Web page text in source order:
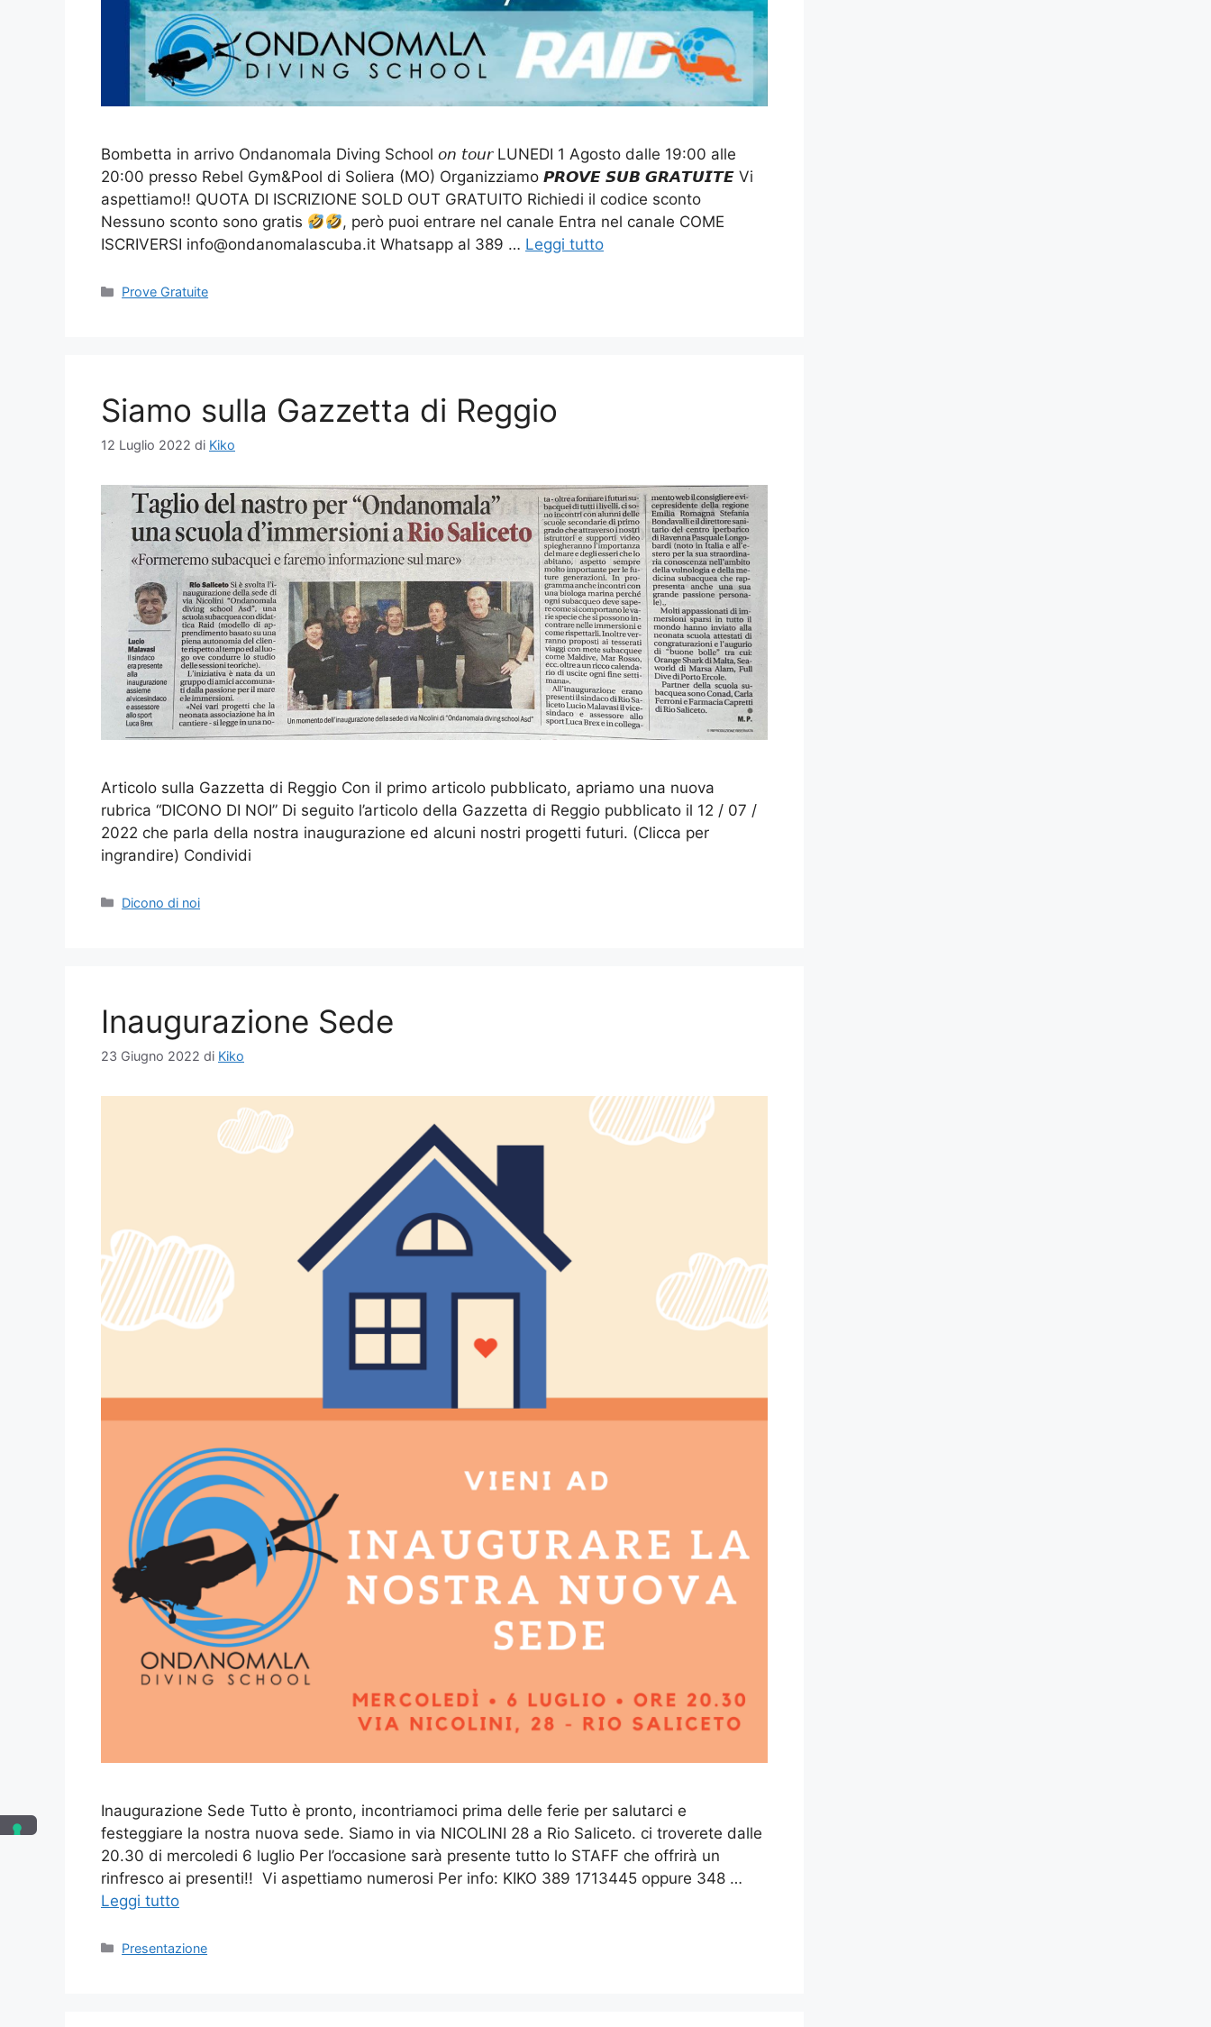
Bombetta in arrivo Ondanomala Diving School 𝘰𝘯 𝘵𝘰𝘶𝘳 LUNEDI 1 Agosto dalle 19:00 alle
20:00 presso Rebel Gym&Pool di Soliera (MO) Organizziamo 𝙋𝙍𝙊𝙑𝙀 𝙎𝙐𝘽 𝙂𝙍𝘼𝙏𝙐𝙄𝙏𝙀 Vi
aspettiamo!! QUOTA DI ISCRIZIONE SOLD OUT GRATUITO Richiedi il codice sconto
Nessuno sconto sono gratis
, però puoi entrare nel canale Entra nel canale COME
ISCRIVERSI info@ondanomalascuba.it Whatsapp al 389 … Leggi tutto
Prove Gratuite
Siamo sulla Gazzetta di Reggio
12 Luglio 2022 di Kiko
Articolo sulla Gazzetta di Reggio Con il primo articolo pubblicato, apriamo una nuova
rubrica “DICONO DI NOI” Di seguito l’articolo della Gazzetta di Reggio pubblicato il 12 / 07 /
2022 che parla della nostra inaugurazione ed alcuni nostri progetti futuri. (Clicca per
ingrandire) Condividi
Dicono di noi
Inaugurazione Sede
23 Giugno 2022 di Kiko
Inaugurazione Sede Tutto è pronto, incontriamoci prima delle ferie per salutarci e
festeggiare la nostra nuova sede. Siamo in via NICOLINI 28 a Rio Saliceto. ci troverete dalle
20.30 di mercoledi 6 luglio Per l’occasione sarà presente tutto lo STAFF che offrirà un
rinfresco ai presenti!! Vi aspettiamo numerosi Per info: KIKO 389 1713445 oppure 348 …
Leggi tutto
Presentazione